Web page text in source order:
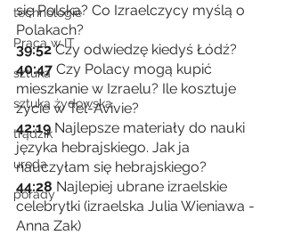
technologie
Praca w IT
sztuka
sztuka żydowska
trądzik
uroda
porady
się Polska? Co Izraelczycy myślą o
Polakach?
39:52 Czy odwiedzę kiedyś Łódź?
40:47 Czy Polacy mogą kupić
mieszkanie w Izraelu? Ile kosztuje
życie w Tel-Avivie?
42:19 Najlepsze materiały do nauki
języka hebrajskiego. Jak ja
nauczyłam się hebrajskiego?
44:28 Najlepiej ubrane izraelskie
celebrytki (izraelska Julia Wieniawa -
Anna Zak)